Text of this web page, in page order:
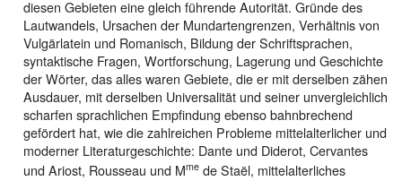
diesen Gebieten eine gleich führende Autorität. Gründe des
Lautwandels, Ursachen der Mundartengrenzen, Verhältnis von
Vulgärlatein und Romanisch, Bildung der Schriftsprachen,
syntaktische Fragen, Wortforschung, Lagerung und Geschichte
der Wörter, das alles waren Gebiete, die er mit derselben zähen
Ausdauer, mit derselben Universalität und seiner unvergleichlich
scharfen sprachlichen Empfindung ebenso bahnbrechend
gefördert hat, wie die zahlreichen Probleme mittelalterlicher und
moderner Literaturgeschichte: Dante und Diderot, Cervantes
und Ariost, Rousseau und Mme de Staël, mittelalterliches